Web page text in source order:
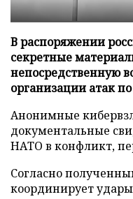
В распоряжении
секретные
непосредственную
организации атак
Анонимные
документальные
НАТО в конфликт,
Согласно
координирует